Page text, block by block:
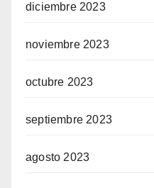
diciembre 2023
noviembre 2023
octubre 2023
septiembre 2023
agosto 2023